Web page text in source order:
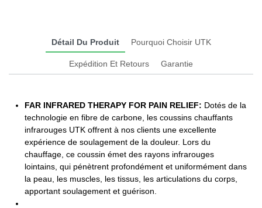
Détail Du Produit Pourquoi Choisir UTK
Expédition Et Retours Garantie
FAR INFRARED THERAPY FOR PAIN RELIEF: Dotés de la
technologie en fibre de carbone, les coussins chauffants
infrarouges UTK offrent à nos clients une excellente
expérience de soulagement de la douleur. Lors du
chauffage, ce coussin émet des rayons infrarouges
lointains, qui pénètrent profondément et uniformément dans
la peau, les muscles, les tissus, les articulations du corps,
apportant soulagement et guérison.